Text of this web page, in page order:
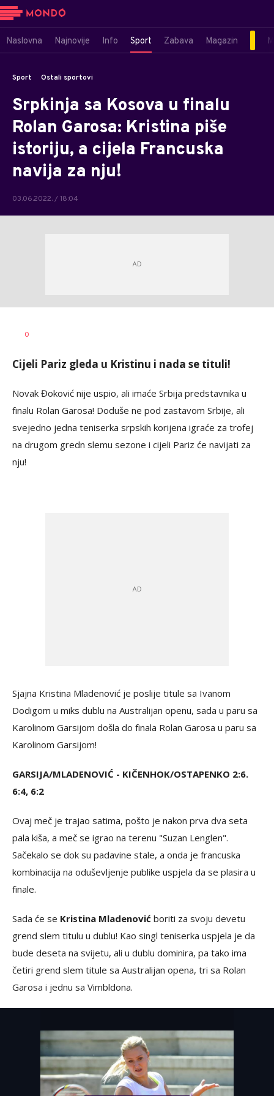
Naslovna Najnovije Info Sport Zabava Magazin
Sport Ostali sportovi
Srpkinja sa Kosova u finalu
Rolan Garosa: Kristina piše
istoriju, a cijela Francuska
navija za nju!
03.06.2022. / 18:04
AUTOR
0
Cijeli Pariz gleda u Kristinu i nada se tituli!
Novak Đoković nije uspio, ali imaće Srbija predstavnika u
finalu Rolan Garosa! Doduše ne pod zastavom Srbije, ali
svejedno jedna teniserka srpskih korijena igraće za trofej
na drugom gredn slemu sezone i cijeli Pariz će navijati za
nju!
Sjajna Kristina Mladenović je poslije titule sa Ivanom
Dodigom u miks dublu na Australijan openu, sada u paru sa
Karolinom Garsijom došla do finala Rolan Garosa u paru sa
Karolinom Garsijom!
GARSIJA/MLADENOVIĆ - KIČENHOK/OSTAPENKO 2:6.
6:4, 6:2
Ovaj meč je trajao satima, pošto je nakon prva dva seta
pala kiša, a meč se igrao na terenu "Suzan Lenglen".
Sačekalo se dok su padavine stale, a onda je francuska
kombinacija na oduševljenje publike uspjela da se plasira u
finale.
Sada će se Kristina Mladenović boriti za svoju devetu
grend slem titulu u dublu! Kao singl teniserka uspjela je da
bude deseta na svijetu, ali u dublu dominira, pa tako ima
četiri grend slem titule sa Australijan opena, tri sa Rolan
Garosa i jednu sa Vimbldona.